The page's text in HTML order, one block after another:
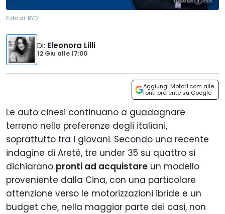
Foto di: BYD
Di: Eleonora Lilli
12 Giu alle17:00
Aggiungi Motor1.com alle
fonti preferite su Google
Le auto cinesi continuano a guadagnare
terreno nelle preferenze degli italiani,
soprattutto tra i giovani. Secondo una recente
indagine di Areté, tre under 35 su quattro si
dichiarano pronti ad acquistare un modello
proveniente dalla Cina, con una particolare
attenzione verso le motorizzazioni ibride e un
budget che, nella maggior parte dei casi, non